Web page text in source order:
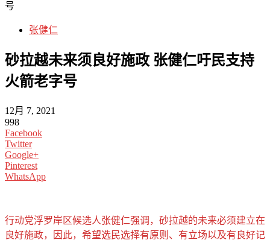
号
张健仁
砂拉越未来须良好施政 张健仁吁民支持
火箭老字号
12月 7, 2021
998
Facebook
Twitter
Google+
Pinterest
WhatsApp
行动党浮罗岸区候选人张健仁强调，砂拉越的未来必须建立在
良好施政，因此，希望选民选择有原则、有立场以及有良好记